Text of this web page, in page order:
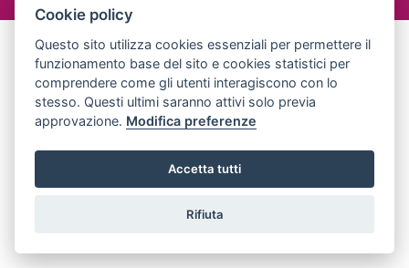
Cookie policy
Questo sito utilizza cookies essenziali per permettere il
funzionamento base del sito e cookies statistici per
comprendere come gli utenti interagiscono con lo
stesso. Questi ultimi saranno attivi solo previa
approvazione. Modifica preferenze
Accetta tutti
Rifiuta